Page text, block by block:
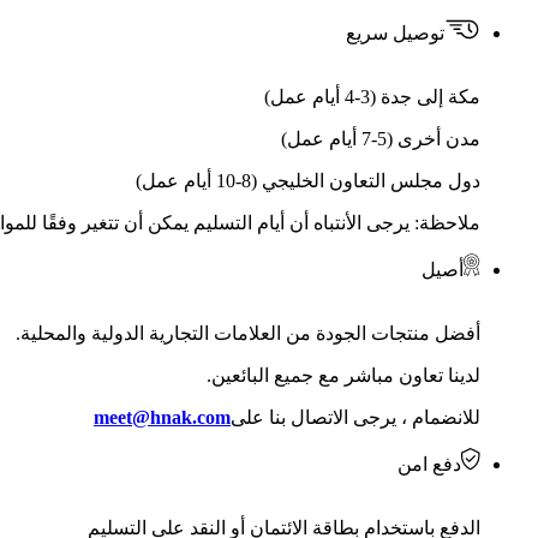
توصيل سريع
مكة إلى جدة (3-4 أيام عمل)
مدن أخرى (5-7 أيام عمل)
دول مجلس التعاون الخليجي (8-10 أيام عمل)
ملاحظة: يرجى الأنتباه أن أيام التسليم يمكن أن تتغير وفقًا
أصيل
أفضل منتجات الجودة من العلامات التجارية الدولية والمحلية.
لدينا تعاون مباشر مع جميع البائعين.
للانضمام ، يرجى الاتصال بنا علىmeet@hnak.com
دفع امن
الدفع باستخدام بطاقة الائتمان أو النقد على التسليم